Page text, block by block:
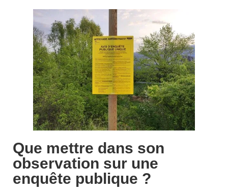
Que mettre dans son
observation sur une
enquête publique ?